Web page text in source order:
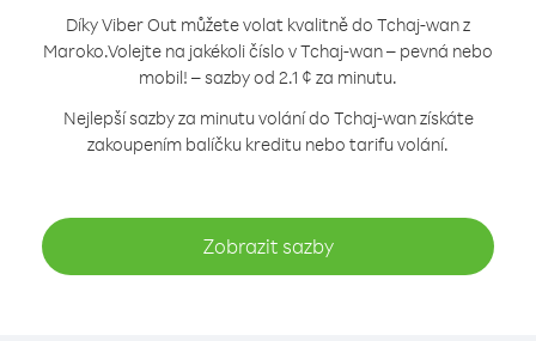
Díky Viber Out můžete volat kvalitně do Tchaj-wan z
Maroko.Volejte na jakékoli číslo v Tchaj-wan – pevná nebo
mobil! – sazby od 2.1 ¢ za minutu.
Nejlepší sazby za minutu volání do Tchaj-wan získáte
zakoupením balíčku kreditu nebo tarifu volání.
Zobrazit sazby